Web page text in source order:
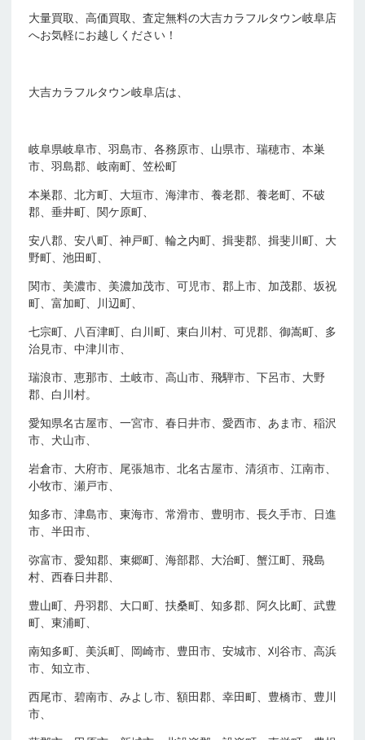
大量買取、高価買取、査定無料の大吉カラフルタウン岐阜店
へお気軽にお越しください！
大吉カラフルタウン岐阜店は、
岐阜県岐阜市、羽島市、各務原市、山県市、瑞穂市、本巣
市、羽島郡、岐南町、笠松町
本巣郡、北方町、大垣市、海津市、養老郡、養老町、不破
郡、垂井町、関ケ原町、
安八郡、安八町、神戸町、輪之内町、揖斐郡、揖斐川町、大
野町、池田町、
関市、美濃市、美濃加茂市、可児市、郡上市、加茂郡、坂祝
町、富加町、川辺町、
七宗町、八百津町、白川町、東白川村、可児郡、御嵩町、多
治見市、中津川市、
瑞浪市、恵那市、土岐市、高山市、飛騨市、下呂市、大野
郡、白川村。
愛知県名古屋市、一宮市、春日井市、愛西市、あま市、稲沢
市、犬山市、
岩倉市、大府市、尾張旭市、北名古屋市、清須市、江南市、
小牧市、瀬戸市、
知多市、津島市、東海市、常滑市、豊明市、長久手市、日進
市、半田市、
弥富市、愛知郡、東郷町、海部郡、大治町、蟹江町、飛島
村、西春日井郡、
豊山町、丹羽郡、大口町、扶桑町、知多郡、阿久比町、武豊
町、東浦町、
南知多町、美浜町、岡崎市、豊田市、安城市、刈谷市、高浜
市、知立市、
西尾市、碧南市、みよし市、額田郡、幸田町、豊橋市、豊川
市、